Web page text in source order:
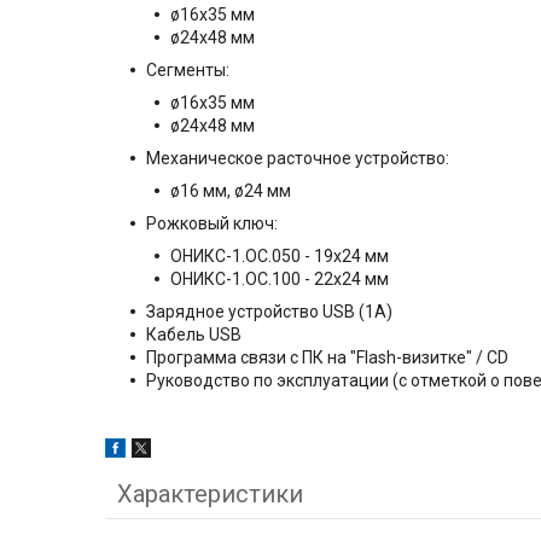
ø16x35 мм
ø24x48 мм
Сегменты:
ø16x35 мм
ø24x48 мм
Механическое расточное устройство:
ø16 мм, ø24 мм
Рожковый ключ:
ОНИКС-1.ОС.050 - 19х24 мм
ОНИКС-1.ОС.100 - 22х24 мм
Зарядное устройство USB (1А)
Кабель USB
Программа связи с ПК на "Flash-визитке" / СD
Руководство по эксплуатации (с отметкой о
Характеристики